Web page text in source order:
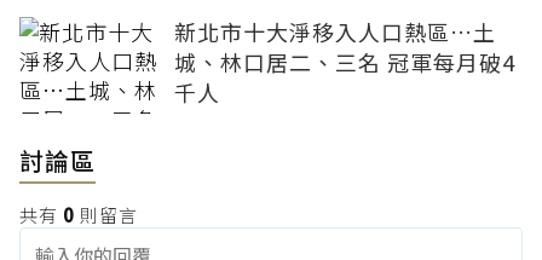
新北市十大淨移入人口熱區…土
城、林口居二、三名 冠軍每月破4
千人
討論區
共有 0 則留言